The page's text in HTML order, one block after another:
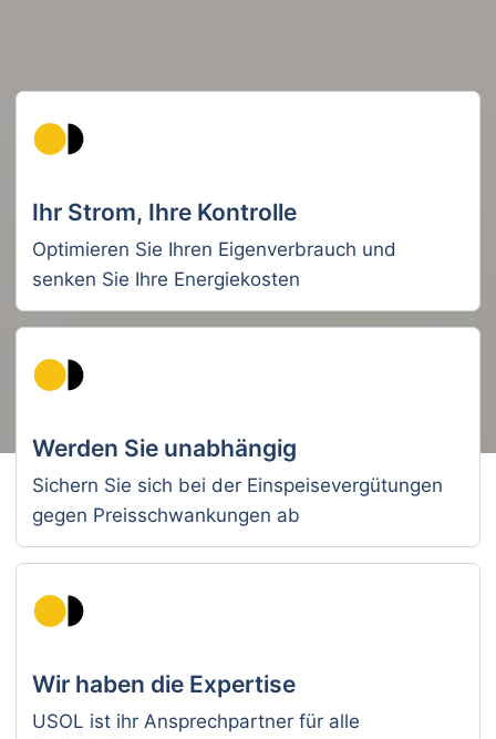
Ihr Strom, Ihre Kontrolle
Optimieren Sie Ihren Eigenverbrauch und
senken Sie Ihre Energiekosten
Werden Sie unabhängig
Sichern Sie sich bei der Einspeisevergütungen
gegen Preisschwankungen ab
Wir haben die Expertise
USOL ist ihr Ansprechpartner für alle